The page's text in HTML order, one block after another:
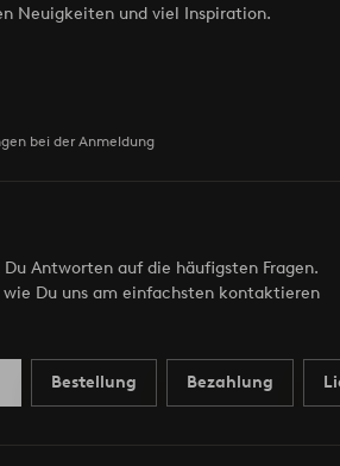
Neuigkeiten und viel Inspiration.
bei der Anmeldung
Du Antworten auf die häufigsten Fragen.
Du uns am einfachsten kontaktieren
Bestellung Bezahlung